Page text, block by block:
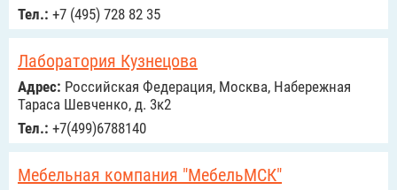
Тел.: +7 (495) 728 82 35
Лаборатория Кузнецова
Адрес: Российcкая Федерация, Москва, Набережная
Тараса Шевченко, д. 3к2
Тел.: +7(499)6788140
Мебельная компания "МебельМСК"